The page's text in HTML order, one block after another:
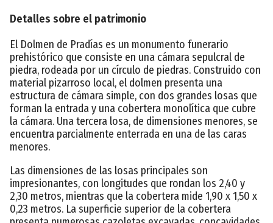
Detalles sobre el patrimonio
El Dolmen de Pradías es un monumento funerario
prehistórico que consiste en una cámara sepulcral de
piedra, rodeada por un círculo de piedras. Construido con
material pizarroso local, el dolmen presenta una
estructura de cámara simple, con dos grandes losas que
forman la entrada y una cobertera monolítica que cubre
la cámara. Una tercera losa, de dimensiones menores, se
encuentra parcialmente enterrada en una de las caras
menores.
Las dimensiones de las losas principales son
impresionantes, con longitudes que rondan los 2,40 y
2,30 metros, mientras que la cobertera mide 1,90 x 1,50 x
0,23 metros. La superficie superior de la cobertera